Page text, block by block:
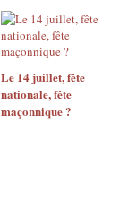
Le 14 juillet, fête
nationale, fête
maçonnique ?